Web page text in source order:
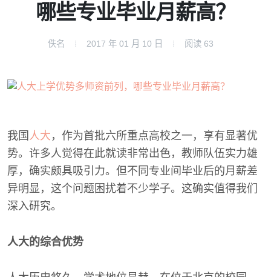
哪些专业毕业月薪高？
佚名 2017 年 01 月 10 日 阅读 63
我国 人大 ，作为首批六所重点高校之一，享有显著优
势。许多人觉得在此就读非常出色，教师队伍实力雄
厚，确实颇具吸引力。但不同专业间毕业后的月薪差
异明显，这个问题困扰着不少学子。这确实值得我们
深入研究。
人大的综合优势